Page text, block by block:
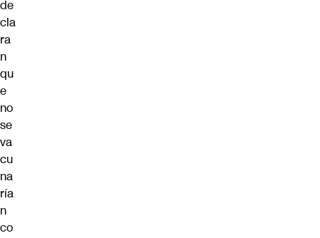
de
cla
ra
n
qu
e
no
se
va
cu
na
ría
n
co